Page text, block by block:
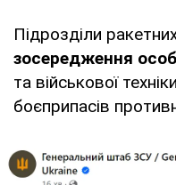
Підрозділи
зосередження
та військової
боєприпасів